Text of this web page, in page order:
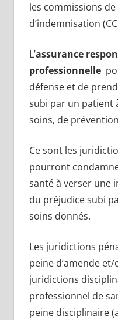
les commissions
d’indemnisation
L’assurance
professionnelle
défense et de
subi par un patient
soins, de
Ce sont les
pourront
santé à verser une
du préjudice subi
soins donnés.
Les juridictions
peine d’amende
juridictions
professionnel de
peine disciplinaire